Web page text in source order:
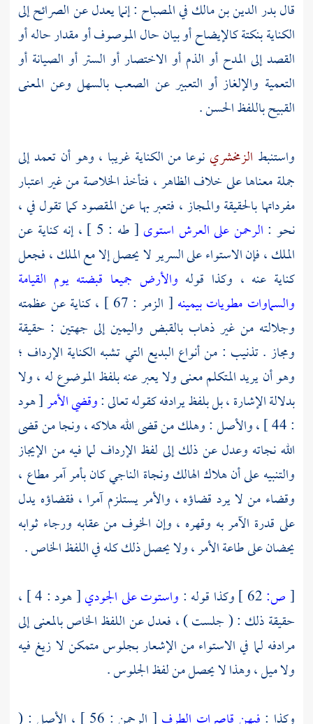
قالبدر الدين بن مالكفي المصباح : إنما يعدل عن الصرائح إلى
الكناية بنكتة كالإيضاح أو بيان حال الموصوف أو مقدار حاله أو
القصد إلى المدح أو الذم أو الاختصار أو الستر أو الصيانة أو
التعمية والإلغاز أو التعبير عن الصعب بالسهل وعن المعنى
القبيح باللفظ الحسن .
واستنبط الزمخشري نوعا من الكناية غريبا ، وهو أن تعمد إلى
جملة معناها على خلاف الظاهر ، فتأخذ الخلاصة من غير اعتبار
مفرداتها بالحقيقة والمجاز ، فتعبر بها عن المقصود كما تقول في ،
نحو : الرحمن على العرش استوى
[ طه : 5 ] ، إنه كناية عن
الملك ، فإن الاستواء على السرير لا يحصل إلا مع الملك ، فجعل
كناية عنه ، وكذا قوله والأرض جميعا قبضته يوم القيامة
والسماوات مطويات بيمينه
[ الزمر : 67 ] ، كناية عن عظمته
وجلالته من غير ذهاب بالقبض واليمين إلى جهتين : حقيقة
ومجاز . تذنيب : من أنواع البديع التي تشبه الكناية الإرداف ؛
وهو أن يريد المتكلم معنى ولا يعبر عنه بلفظ الموضوع له ، ولا
بدلالة الإشارة ، بل بلفظ يرادفه كقوله تعالى :وقضي الأمر[ هود
: 44 ] ، والأصل : وهلك من قضى الله هلاكه ، ونجا من قضى
الله نجاته وعدل عن ذلك إلى لفظ الإرداف لما فيه من الإيجاز
والتنبيه على أن هلاك الهالك ونجاة الناجي كان بأمر آمر مطاع ،
وقضاء من لا يرد قضاؤه ، والأمر يستلزم آمرا ، فقضاؤه يدل
على قدرة الآمر به وقهره ، وإن الخوف من عقابه ورجاء ثوابه
يحضان على طاعة الأمر ، ولا يحصل ذلك كله في اللفظ الخاص .
[ص: وكذا قوله : واستوت على الجودي
[ هود : 4 ] ،
حقيقة ذلك : ( جلست ) ، فعدل عن اللفظ الخاص بالمعنى إلى
مرادفه لما في الاستواء من الإشعار بجلوس متمكن لا زيغ فيه
ولا ميل ، وهذا لا يحصل من لفظ الجلوس .